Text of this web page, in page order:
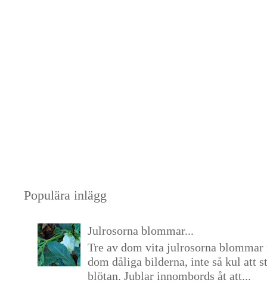
Populära inlägg
Julrosorna blommar...
Tre av dom vita julrosorna blommar
dom dåliga bilderna, inte så kul att
blötan. Jublar innombords åt att...